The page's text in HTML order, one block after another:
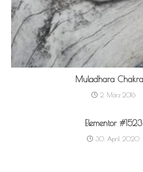
Muladhara
2. März 2016
Elementor #1523
30. April 2020